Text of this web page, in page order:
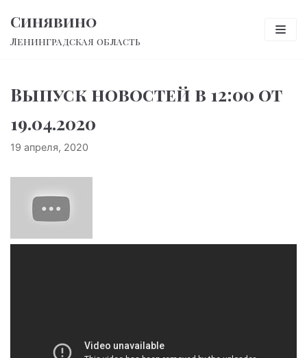
Перейти
к
Синявино
Ленинградская область
Выпуск новостей в 12:00 от
19.04.2020
19 апреля, 2020